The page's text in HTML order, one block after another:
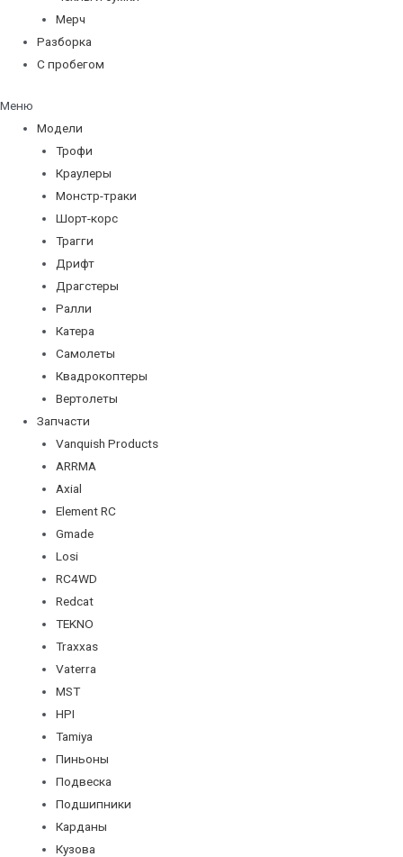
Мерч
Разборка
С пробегом
Меню
Модели
Трофи
Краулеры
Монстр-траки
Шорт-корс
Трагги
Дрифт
Драгстеры
Ралли
Катера
Самолеты
Квадрокоптеры
Вертолеты
Запчасти
Vanquish Products
ARRMA
Axial
Element RC
Gmade
Losi
RC4WD
Redcat
TEKNO
Traxxas
Vaterra
MST
HPI
Tamiya
Пиньоны
Подвеска
Подшипники
Карданы
Кузова